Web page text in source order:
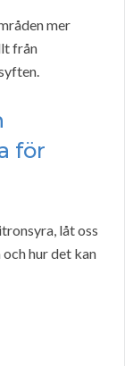
mer
från
för
låt oss
hur det kan